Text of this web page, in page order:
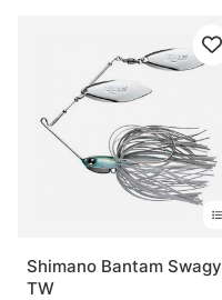
Shimano Bantam Swagy
TW